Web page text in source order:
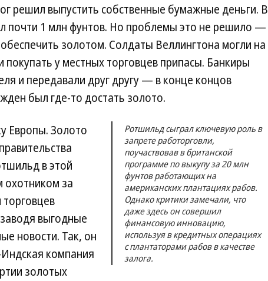
решил выпустить собственные бумажные деньги. В
почти 1 млн фунтов. Но проблемы это не решило —
золотом. Солдаты Веллингтона могли на
у местных торговцев припасы. Банкиры
и передавали друг другу — в конце концов
был где-то достать золото.
Ротшильд сыграл ключевую роль в
запрете работорговли,
поучаствовав в британской
программе по выкупу за 20 млн
фунтов работающих на
американских плантациях рабов.
Однако критики замечали, что
даже здесь он совершил
финансовую инновацию,
используя в кредитных операциях
с плантаторами рабов в качестве
залога.
Европы. Золото
в этой
охотником за
выгодные
новости. Так, он
компания
золотых